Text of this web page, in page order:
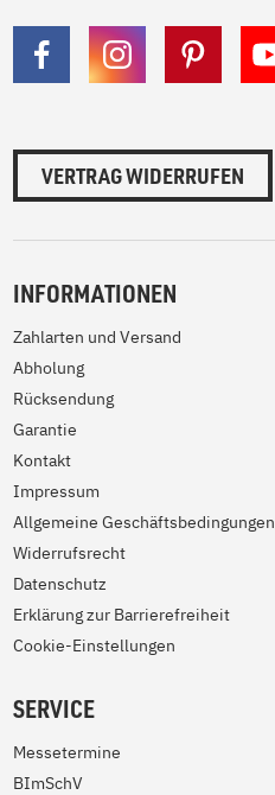
VERTRAG WIDERRUFEN
INFORMATIONEN
Zahlarten und Versand
Abholung
Rücksendung
Garantie
Kontakt
Impressum
Allgemeine Geschäftsbedingungen
Widerrufsrecht
Datenschutz
Erklärung zur Barrierefreiheit
Cookie-Einstellungen
SERVICE
Messetermine
BImSchV